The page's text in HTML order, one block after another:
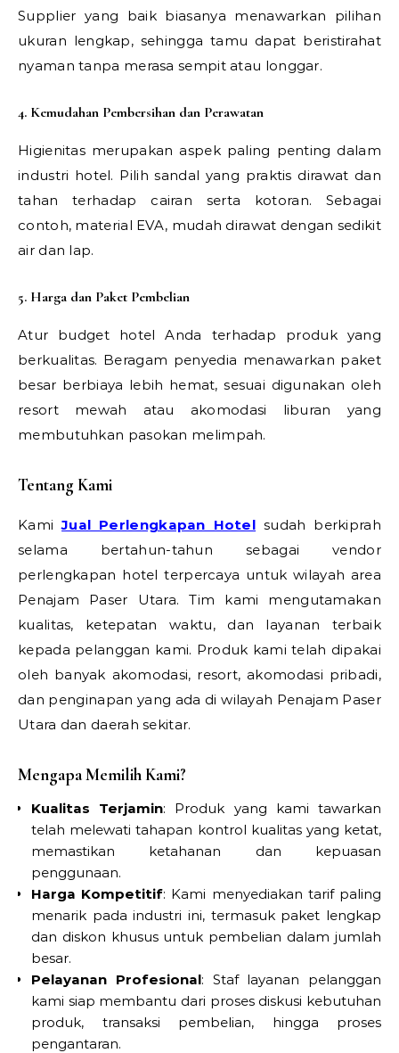
Supplier yang baik biasanya menawarkan pilihan
ukuran lengkap, sehingga tamu dapat beristirahat
nyaman tanpa merasa sempit atau longgar.
4. Kemudahan Pembersihan dan Perawatan
Higienitas merupakan aspek paling penting dalam
industri hotel. Pilih sandal yang praktis dirawat dan
tahan terhadap cairan serta kotoran. Sebagai
contoh, material EVA, mudah dirawat dengan sedikit
air dan lap.
5. Harga dan Paket Pembelian
Atur budget hotel Anda terhadap produk yang
berkualitas. Beragam penyedia menawarkan paket
besar berbiaya lebih hemat, sesuai digunakan oleh
resort mewah atau akomodasi liburan yang
membutuhkan pasokan melimpah.
Tentang Kami
KamiJual Perlengkapan Hotel sudah berkiprah
selama bertahun-tahun sebagai vendor
perlengkapan hotel terpercaya untuk wilayah area
Penajam Paser Utara. Tim kami mengutamakan
kualitas, ketepatan waktu, dan layanan terbaik
kepada pelanggan kami. Produk kami telah dipakai
oleh banyak akomodasi, resort, akomodasi pribadi,
dan penginapan yang ada di wilayah Penajam Paser
Utara dan daerah sekitar.
Mengapa Memilih Kami?
Kualitas Terjamin: Produk yang kami tawarkan
telah melewati tahapan kontrol kualitas yang ketat,
memastikan ketahanan dan kepuasan
penggunaan.
Harga Kompetitif: Kami menyediakan tarif paling
menarik pada industri ini, termasuk paket lengkap
dan diskon khusus untuk pembelian dalam jumlah
besar.
Pelayanan Profesional: Staf layanan pelanggan
kami siap membantu dari proses diskusi kebutuhan
produk, transaksi pembelian, hingga proses
pengantaran.